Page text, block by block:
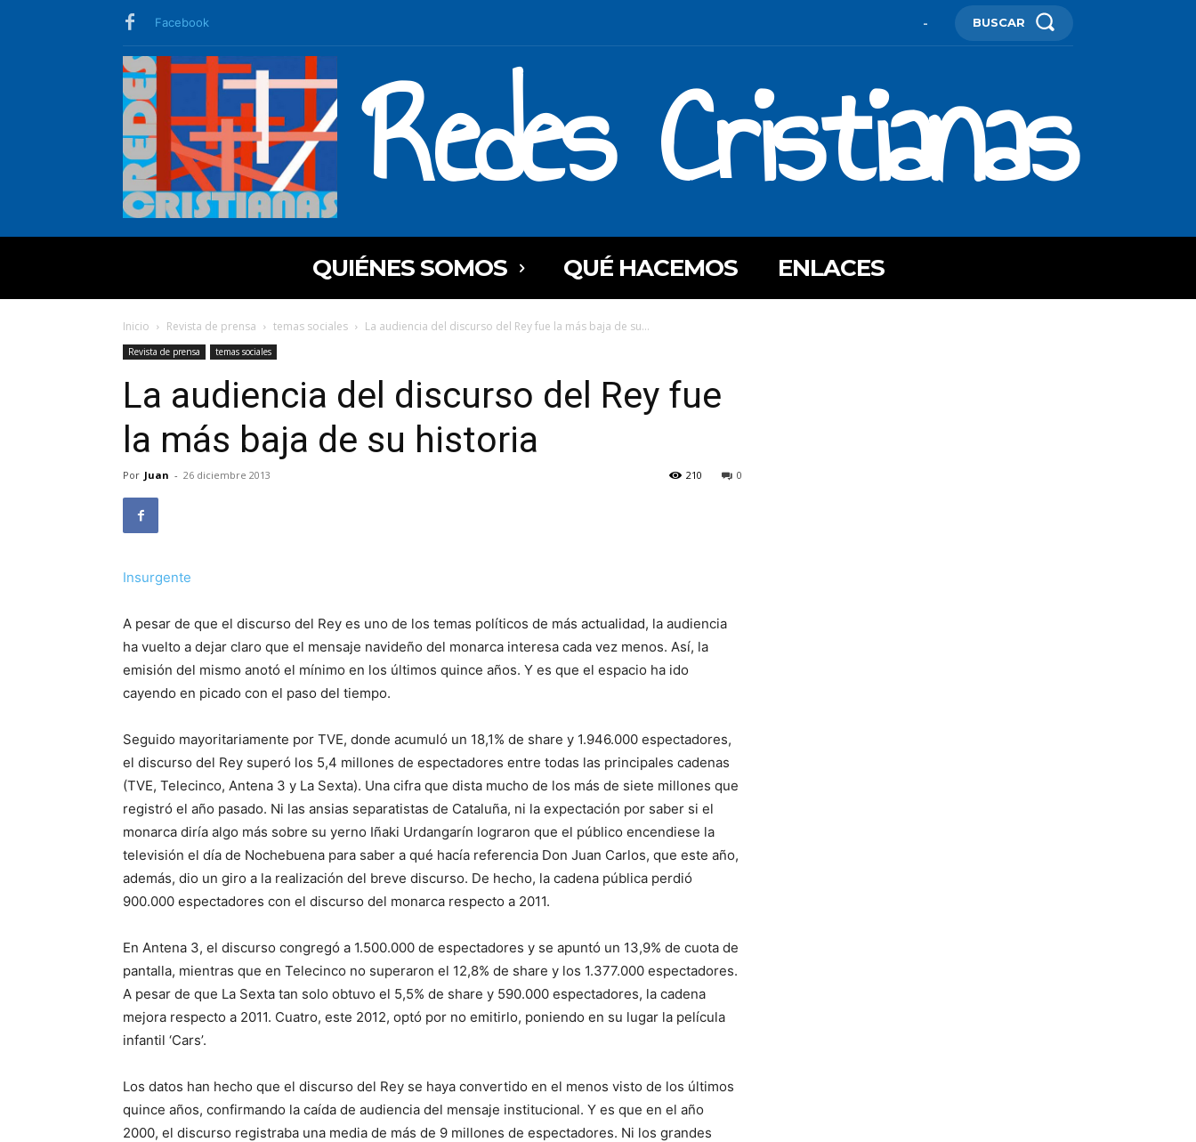
Facebook - BUSCAR
Redes Cristianas
QUIÉNES SOMOS QUÉ HACEMOS ENLACES
Inicio Revista de prensa temas sociales La audiencia del discurso del Rey fue la más baja de su...
Revista de prensa temas sociales
La audiencia del discurso del Rey fue
la más baja de su historia
Por Juan - 26 diciembre 2013 0
210
Insurgente
A pesar de que el discurso del Rey es uno de los temas políticos de más actualidad, la audiencia
ha vuelto a dejar claro que el mensaje navideño del monarca interesa cada vez menos. Así, la
emisión del mismo anotó el mínimo en los últimos quince años. Y es que el espacio ha ido
cayendo en picado con el paso del tiempo.
Seguido mayoritariamente por TVE, donde acumuló un 18,1% de share y 1.946.000 espectadores,
el discurso del Rey superó los 5,4 millones de espectadores entre todas las principales cadenas
(TVE, Telecinco, Antena 3 y La Sexta). Una cifra que dista mucho de los más de siete millones que
registró el año pasado. Ni las ansias separatistas de Cataluña, ni la expectación por saber si el
monarca diría algo más sobre su yerno Iñaki Urdangarín lograron que el público encendiese la
televisión el día de Nochebuena para saber a qué hacía referencia Don Juan Carlos, que este año,
además, dio un giro a la realización del breve discurso. De hecho, la cadena pública perdió
900.000 espectadores con el discurso del monarca respecto a 2011.
En Antena 3, el discurso congregó a 1.500.000 de espectadores y se apuntó un 13,9% de cuota de
pantalla, mientras que en Telecinco no superaron el 12,8% de share y los 1.377.000 espectadores.
A pesar de que La Sexta tan solo obtuvo el 5,5% de share y 590.000 espectadores, la cadena
mejora respecto a 2011. Cuatro, este 2012, optó por no emitirlo, poniendo en su lugar la película
infantil ‘Cars’.
Los datos han hecho que el discurso del Rey se haya convertido en el menos visto de los últimos
quince años, confirmando la caída de audiencia del mensaje institucional. Y es que en el año
2000, el discurso registraba una media de más de 9 millones de espectadores. Ni los grandes